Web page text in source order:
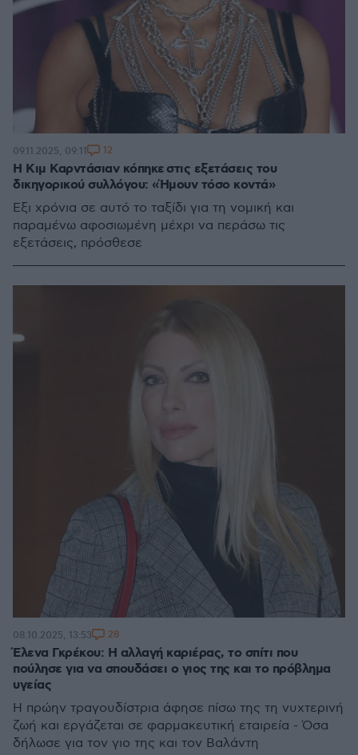
Η Κιμ Καρντάσιαν κόπηκε στις εξετάσεις του
δικηγορικού συλλόγου: «Ήμουν τόσο κοντά»
Έξι χρόνια σε αυτό το ταξίδι για τη νομική και
παραμένω αφοσιωμένη μέχρι να περάσω τις
εξετάσεις, πρόσθεσε
09.11.2025, 09:11 12
Έλενα Γκρέκου: Η αλλαγή καριέρας, το σπίτι που
πούλησε για να σπουδάσει ο γιος της και το πρόβλημα
υγείας
Η πρώην τραγουδίστρια άφησε πίσω της τη νυχτερινή
ζωή και εργάζεται σε φαρμακευτική εταιρεία - Όσα
δήλωσε για τον γιο της και τον Βαλάντη
08.10.2025, 13:53 28